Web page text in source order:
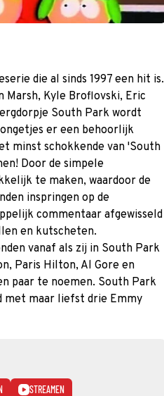
die al sinds 1997 een hit is.
Marsh, Kyle Broflovski, Eric
South Park wordt
er een behoorlijk
minst schokkende van 'South
Door de simpele
te maken, waardoor de
inspringen op de
commentaar afgewisseld
en kutscheten.
vanaf als zij in South Park
Paris Hilton, Al Gore en
paar te noemen. South Park
met maar liefst drie Emmy
STREAMEN